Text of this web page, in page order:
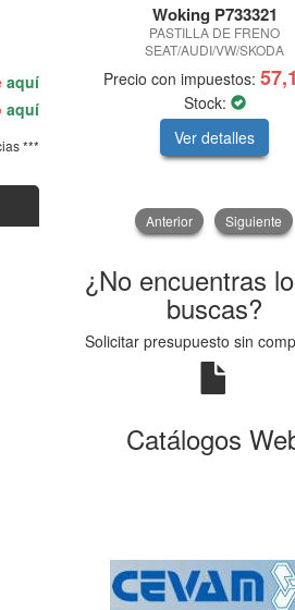
aquí
aquí
***
Woking P733321
PASTILLA DE FRENO
SEAT/AUDI/VW/SKODA
Precio con impuestos:
Stock:
Ver detalles
Anterior Siguiente
¿No encuentras
buscas?
Solicitar presupuesto sin
Catálogos